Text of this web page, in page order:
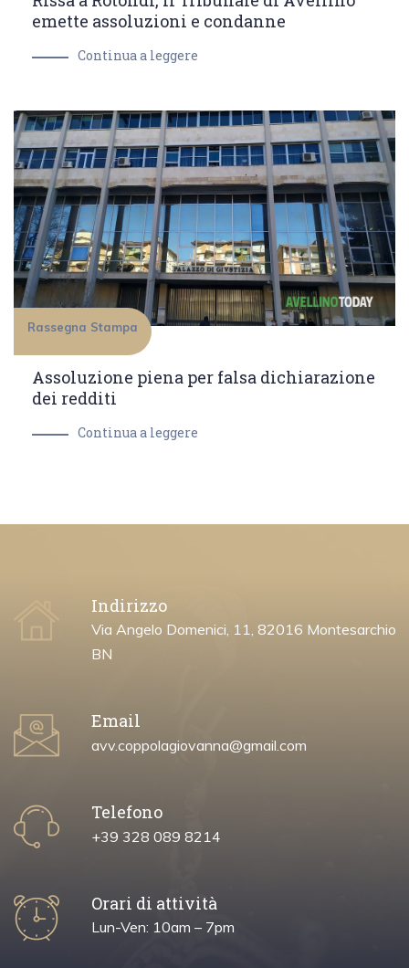
emette assoluzioni e condanne
Continua a leggere
Rassegna Stampa
Assoluzione piena per falsa dichiarazione
dei redditi
Continua a leggere
Indirizzo
Via Angelo Domenici, 11, 82016 Montesarchio
BN
Email
avv.coppolagiovanna@gmail.com
Telefono
+39 328 089 8214
Orari di attività
Lun-Ven: 10am – 7pm